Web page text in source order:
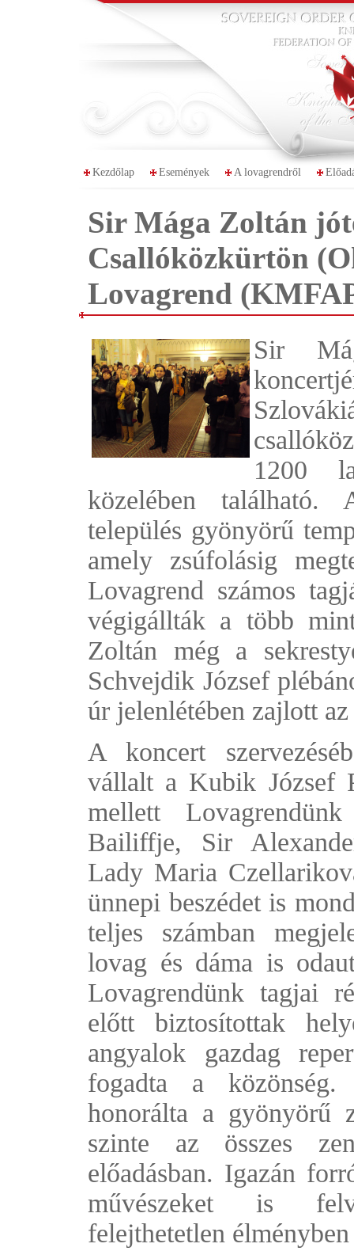
Kezdőlap Események A lovagrendről
Sir Mága Zoltán
Csallóközkürtön
Lovagrend
Sir
1200
közelében található.
település gyönyörű
amely zsúfolásig
Lovagrend számos
végigállták a több
Zoltán még a
Schvejdik József
úr jelenlétében zajlott az
A koncert
vállalt a Kubik József
mellett
Bailiffje, Sir
Lady Maria
ünnepi beszédet is
teljes számban
lovag és dáma is
Lovagrendünk tagjai
előtt biztosítottak
angyalok gazdag
fogadta a
honorálta a gyönyörű
szinte az összes
előadásban. Igazán
művészeket is
felejthetetlen